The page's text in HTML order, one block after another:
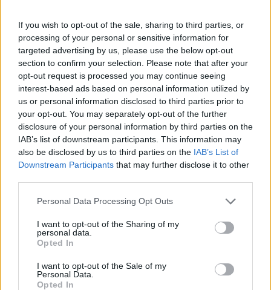
If you wish to opt-out of the sale, sharing to third parties, or
processing of your personal or sensitive information for
targeted advertising by us, please use the below opt-out
section to confirm your selection. Please note that after your
opt-out request is processed you may continue seeing
interest-based ads based on personal information utilized by
us or personal information disclosed to third parties prior to
your opt-out. You may separately opt-out of the further
disclosure of your personal information by third parties on the
IAB’s list of downstream participants. This information may
also be disclosed by us to third parties on the IAB’s List of
Downstream Participants that may further disclose it to other
Please note that this website/app uses one or more Google
not limited to your visit or usage behaviour. You may click to
grant or deny consent to Google and its third-party tags to
use your data for below specified purposes in below Google
consent section.
Personal Data Processing Opt Outs
I want to opt-out of the Sharing of my
personal data.
Opted In
I want to opt-out of the Sale of my
Personal Data.
Opted In
Ισόπαλο το πρωτο φιλικό τεστ της Εθνικής στο
Ουρμπίνο
05/08/2026
Προς στρατηγική συνεργασία ΠΑΣΑΠΠ και
Πανεπιστημίου Πατρών
05/08/2026
Πρώτο δυνατό τεστ της Εθνικής Γυναικών επί ιταλικού
εδάφους με Σουηδία
ΓΝΩΜΕΣ